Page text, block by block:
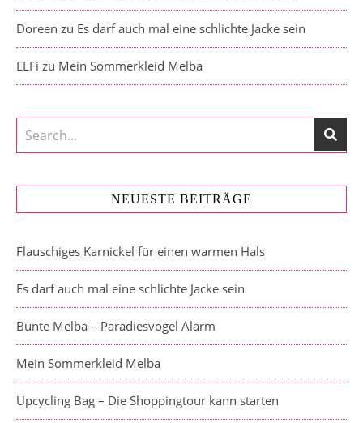
Doreen zu Es darf auch mal eine schlichte Jacke sein
ELFi zu Mein Sommerkleid Melba
NEUESTE BEITRÄGE
Flauschiges Karnickel für einen warmen Hals
Es darf auch mal eine schlichte Jacke sein
Bunte Melba – Paradiesvogel Alarm
Mein Sommerkleid Melba
Upcycling Bag – Die Shoppingtour kann starten